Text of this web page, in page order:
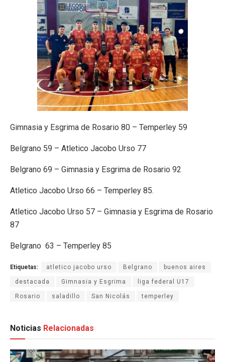
Gimnasia y Esgrima de Rosario 80 – Temperley 59
Belgrano 59 – Atletico Jacobo Urso 77
Belgrano 69 – Gimnasia y Esgrima de Rosario 92
Atletico Jacobo Urso 66 – Temperley 85.
Atletico Jacobo Urso 57 – Gimnasia y Esgrima de Rosario
87
Belgrano 63 – Temperley 85
Etiquetas: atletico jacobo urso Belgrano buenos aires
destacada Gimnasia y Esgrima liga federal U17
Rosario saladillo San Nicolás temperley
Noticias Relacionadas